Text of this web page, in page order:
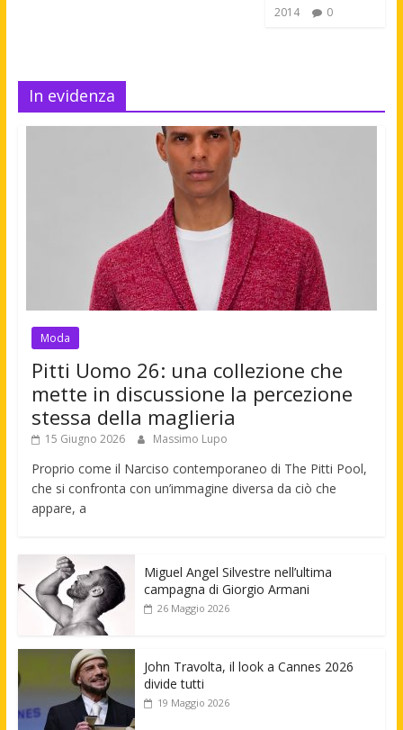
2014
0
In evidenza
Moda
Pitti Uomo 26: una collezione che
mette in discussione la percezione
stessa della maglieria
15 Giugno 2026 Massimo Lupo
Proprio come il Narciso contemporaneo di The Pitti Pool,
che si confronta con un’immagine diversa da ciò che
appare, a
Miguel Angel Silvestre nell’ultima
campagna di Giorgio Armani
26 Maggio 2026
John Travolta, il look a Cannes 2026
divide tutti
19 Maggio 2026